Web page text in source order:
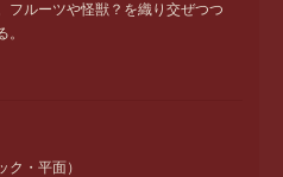
フルーツや怪獣？を織り交ぜつつ
ク・平面）